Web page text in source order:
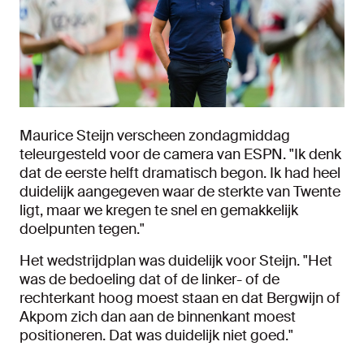
Maurice Steijn verscheen zondagmiddag
teleurgesteld voor de camera van ESPN. "Ik denk
dat de eerste helft dramatisch begon. Ik had heel
duidelijk aangegeven waar de sterkte van Twente
ligt, maar we kregen te snel en gemakkelijk
doelpunten tegen."
Het wedstrijdplan was duidelijk voor Steijn. "Het
was de bedoeling dat of de linker- of de
rechterkant hoog moest staan en dat Bergwijn of
Akpom zich dan aan de binnenkant moest
positioneren. Dat was duidelijk niet goed."